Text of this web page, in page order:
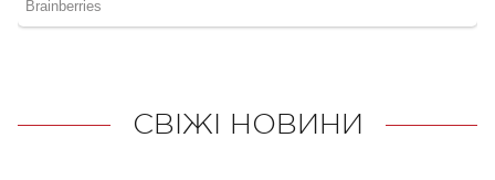
СВІЖІ НОВИНИ